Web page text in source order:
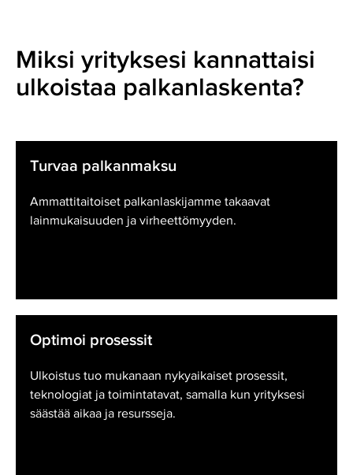
Miksi yrityksesi kannattaisi
ulkoistaa palkanlaskenta?
Turvaa palkanmaksu
Ammattitaitoiset palkanlaskijamme takaavat
lainmukaisuuden ja virheettömyyden.
Optimoi prosessit
Ulkoistus tuo mukanaan nykyaikaiset prosessit,
teknologiat ja toimintatavat, samalla kun yrityksesi
säästää aikaa ja resursseja.